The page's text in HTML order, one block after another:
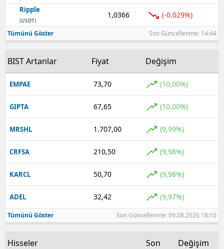
Ripple
(USDT)
1,0366 (-0.029%)
Tümünü Göster Son Güncellenme: 14:44
BIST Artanlar Fiyat Değişim
EMPAE 73,70 (10,00%)
GIPTA 67,65 (10,00%)
MRSHL 1.707,00 (9,99%)
CRFSA 210,50 (9,98%)
KARCL 50,70 (9,98%)
ADEL 32,42 (9,97%)
Tümünü Göster Son Güncellenme: 09.08.2026 18:10
Hisseler Son Değişim